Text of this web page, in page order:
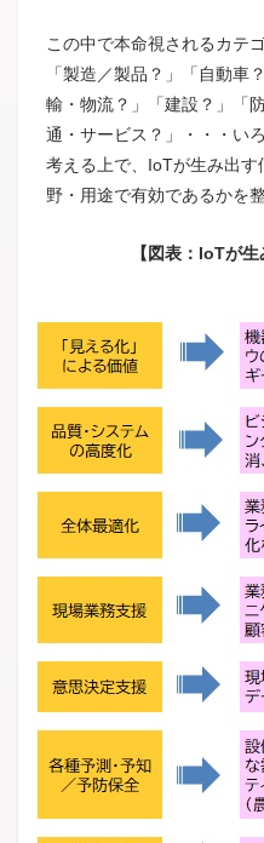
この中で本命視されるカテ
「製造／製品？」「自動車
輸・物流？」「建設？」「
通・サービス？」・・・い
考える上で、IoTが生み出
野・用途で有効であるかを
【図表：IoTが